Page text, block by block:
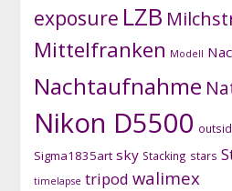
exposure LZB
Mittelfranken Modell
Nachtaufnahme
Nikon D5500
Sigma1835art sky Stacking stars
timelapse tripod walimex